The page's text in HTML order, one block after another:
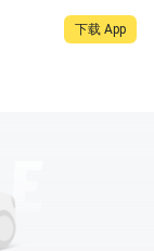
下载 App